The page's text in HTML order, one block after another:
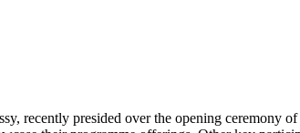
recently presided over the opening ceremony